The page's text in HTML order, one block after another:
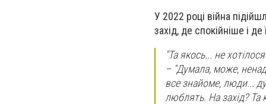
У 2022 році війна
захід, де спокійніше і де
"Та якось... не
– "Думала, може,
все знайоме, люди...
люблять. На захід? Та